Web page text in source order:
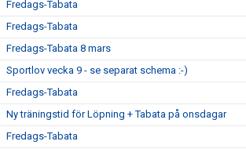
Fredags-Tabata
Fredags-Tabata
Fredags-Tabata 8 mars
Sportlov vecka 9 - se separat schema :-)
Fredags-Tabata
Ny träningstid för Löpning + Tabata på onsdagar
Fredags-Tabata